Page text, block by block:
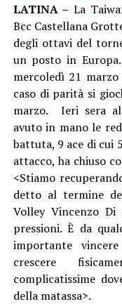
LATINA – La
Bcc Castellana
degli ottavi del
un posto in
mercoledì 21
caso di parità si
marzo. Ieri sera al
avuto in mano le
battuta, 9 ace di cui
attacco, ha chiuso
<Stiamo
detto al termine
Volley Vincenzo
pressioni. È da
importante
crescere
complicatissime
della matassa>.